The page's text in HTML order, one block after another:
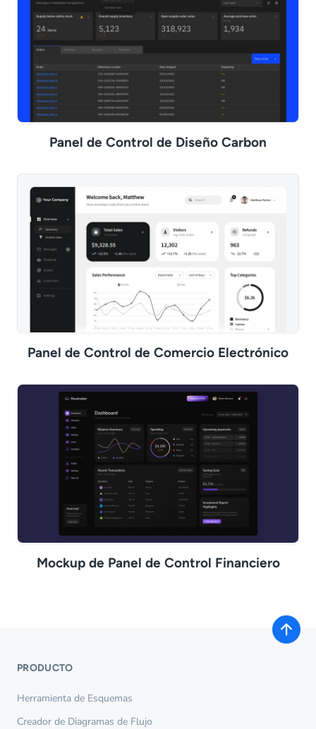
Panel de Control de Diseño Carbon
Panel de Control de Comercio Electrónico
Mockup de Panel de Control Financiero
PRODUCTO
Herramienta de Esquemas
Creador de Diagramas de Flujo